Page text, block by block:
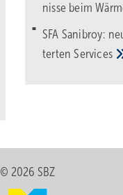
nisse beim
SFA Sanibroy:
tertenServices
© 2026 SBZ